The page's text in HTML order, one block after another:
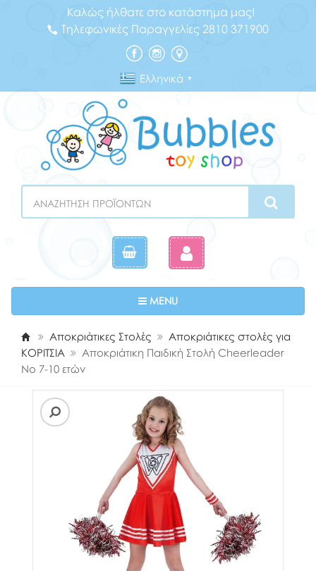
Καλώς ήλθατε στο κατάστημα μας!
Τηλεφωνικές Παραγγελίες 2810 371900
Ελληνικά ▼
MENUToggle navigation
Αποκριάτικες Στολές
Αποκριάτικες στολές για
ΚΟΡΙΤΣΙΑ
Αποκριάτικη Παιδική Στολή Cheerleader
Νο 7-10 ετών